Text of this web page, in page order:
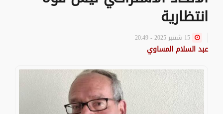
انتظارية
عبد السلام المساوي